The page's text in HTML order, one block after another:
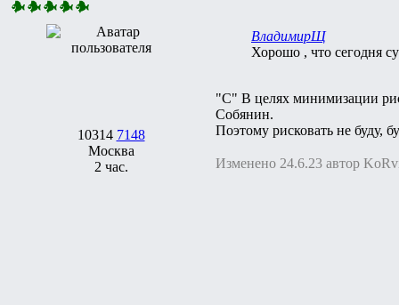
10314 7148
Москва
2 час.
ВладимирЩ
Хорошо , что сегодня
"С" В целях минимизации
Собянин.
Поэтому рисковать не буду,
Изменено 24.6.23 автор